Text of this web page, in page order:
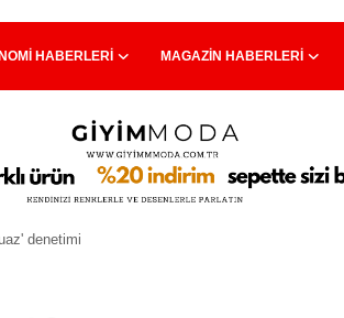
HABERLERI MAGAZIN HABERLERI
denetimi